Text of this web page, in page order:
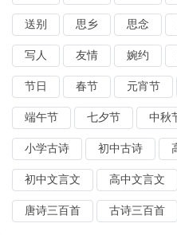
送别 思乡 思念
写人 友情 婉约
节日 春节 元宵节
端午节 七夕节 中秋
小学古诗 初中古诗
初中文言文 高中文言文
唐诗三百首 古诗三百首